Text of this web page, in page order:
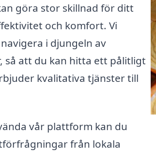
göra stor skillnad för ditt
och komfort. Vi
i djungeln av
så att du kan hitta ett pålitligt
kvalitativa tjänster till
vår plattform kan du
från lokala